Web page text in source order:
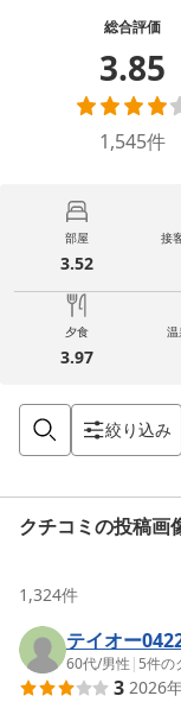
総合評価
3.85
1,545件
部屋
3.52
接
夕食
3.97
温
絞り込み
クチコミの投稿画
1,324件
テイオー
60代/男性 | 5件の
3 2026